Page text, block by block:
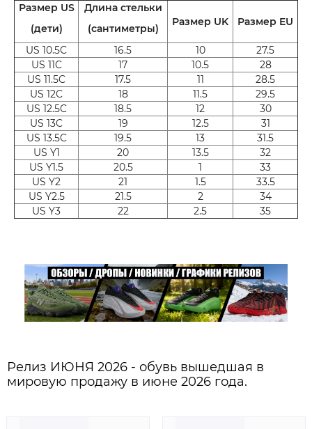
Размер US
(дети)
Длина стельки
(сантиметры)
Размер UK Размер EU
US 10.5C 16.5 10
27.5
US 11C
17 10.5
28
US 11.5C
17.5 11
28.5
US 12C
18 11.5
29.5
US 12.5C
18.5 12
30
US 13C
19 12.5
31
US 13.5C
19.5 13
31.5
US Y1
20 13.5
32
US Y1.5
20.5 1
33
US Y2
21 1.5
33.5
US Y2.5
21.5 2
34
US Y3
22 2.5 35
Релиз ИЮНЯ 2026 - обувь вышедшая в
мировую продажу в июне 2026 года.